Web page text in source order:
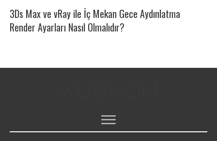
3Ds Max ve vRay ile İç Mekan Gece Aydınlatma
Render Ayarları Nasıl Olmalıdır?